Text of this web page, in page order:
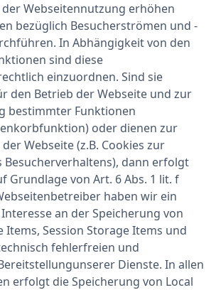
Webseitennutzung erhöhen
bezüglich Besucherströmen und -
In Abhängigkeit von den
sind diese
einzuordnen. Sind sie
den Betrieb der Webseite und zur
bestimmter Funktionen
oder dienen zur
Webseite (z.B. Cookies zur
Besucherverhaltens), dann erfolgt
Grundlage von Art. 6 Abs. 1 lit. f
haben wir ein
an der Speicherung von
Items, Session Storage Items und
fehlerfreien und
Dienste. In allen
erfolgt die Speicherung von Local